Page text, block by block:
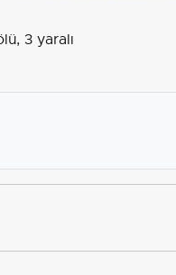
3 yaralı